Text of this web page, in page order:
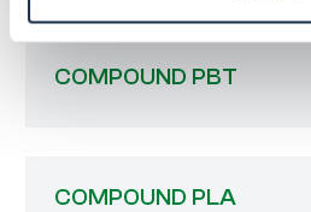
COMPOUND PBT
COMPOUND PLA